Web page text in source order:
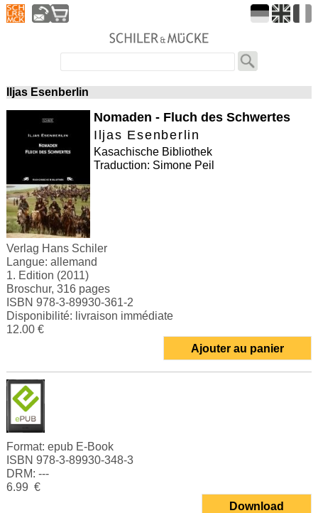
Iljas Esenberlin
Nomaden - Fluch des Schwertes
Iljas Esenberlin
Kasachische Bibliothek
Traduction: Simone Peil
Verlag Hans Schiler
Langue: allemand
1. Edition (2011)
Broschur, 316 pages
ISBN 978-3-89930-361-2
Disponibilité: livraison immédiate
12.00 €
Ajouter au panier
Format: epub E-Book
ISBN 978-3-89930-348-3
DRM: ---
6.99 €
Download